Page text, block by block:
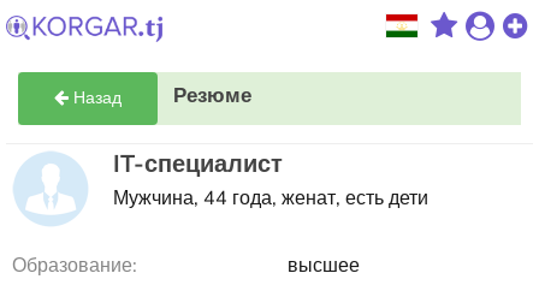
Назад Резюме
IT-специалист
Мужчина, 44 года, женат, есть дети
Образование:
высшее